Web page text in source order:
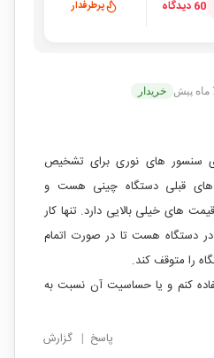
60 دیدگاه پرطرفدار
خریدار
سنسور های نوری برای تشخیص
های قبلی دستگاه چینی هست و
های خیلی بالایی دارد. تنها کار
دستگاه هست تا در صورت اتمام
را متوقف کند.
کنم و یا حساسیت آن نسبت به
پاسخ | گزارش